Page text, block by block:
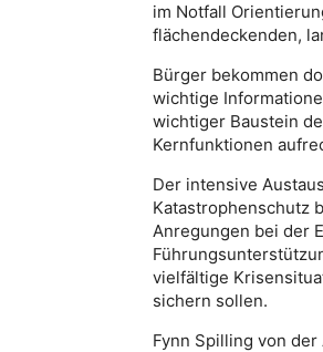
im Notfall
flächendeckenden,
Bürger bekommen
wichtige
wichtiger Baustein
Kernfunktionen
Der intensive
Katastrophenschutz
Anregungen bei der
vielfältige
sichern sollen.
Fynn Spilling von